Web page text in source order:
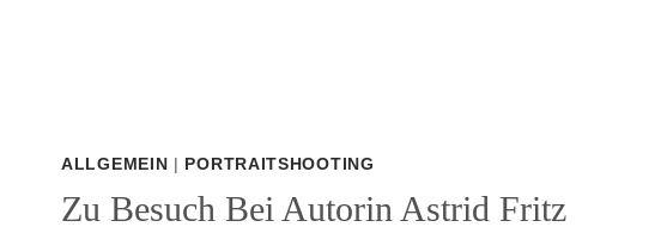
ALLGEMEIN | PORTRAITSHOOTING
Zu Besuch Bei Autorin Astrid Fritz